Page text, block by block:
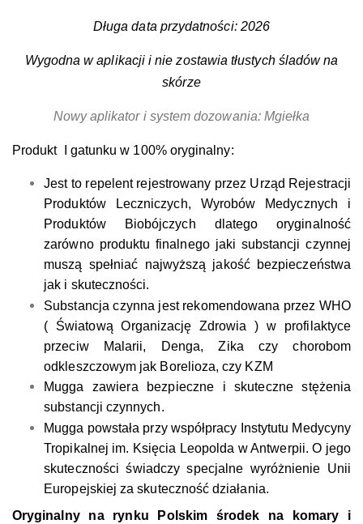
Długa data przydatności: 2026
Wygodna w aplikacji i nie zostawia tłustych śladów na
skórze
Nowy aplikator i system dozowania: Mgiełka
Produkt I gatunku w 100% oryginalny:
Jest to repelent rejestrowany przez Urząd Rejestracji
Produktów Leczniczych, Wyrobów Medycznych i
Produktów Biobójczych dlatego oryginalność
zarówno produktu finalnego jaki substancji czynnej
muszą spełniać najwyższą jakość bezpieczeństwa
jak i skuteczności.
Substancja czynna jest rekomendowana przez WHO
( Światową Organizację Zdrowia ) w profilaktyce
przeciw Malarii, Denga, Zika czy chorobom
odkleszczowym jak Borelioza, czy KZM
Mugga zawiera bezpieczne i skuteczne stężenia
substancji czynnych.
Mugga powstała przy współpracy Instytutu Medycyny
Tropikalnej im. Księcia Leopolda w Antwerpii. O jego
skuteczności świadczy specjalne wyróżnienie Unii
Europejskiej za skuteczność działania.
Oryginalny na rynku Polskim środek na komary i